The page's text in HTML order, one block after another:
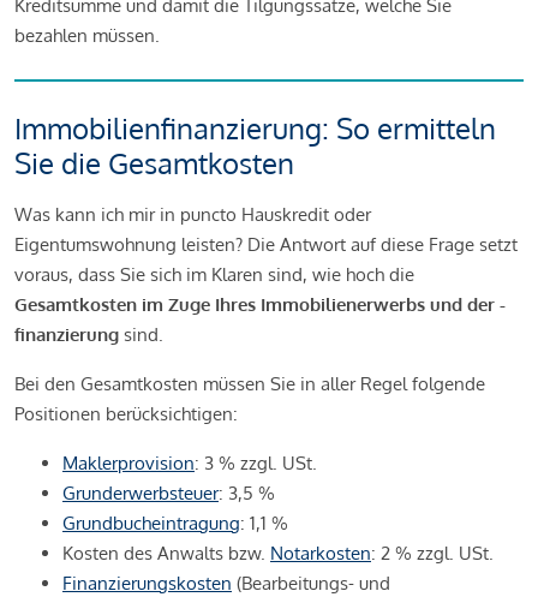
Kreditsumme und damit die Tilgungssätze, welche Sie
bezahlen müssen.
Immobilienfinanzierung: So ermitteln
Sie die Gesamtkosten
Was kann ich mir in puncto Hauskredit oder
Eigentumswohnung leisten? Die Antwort auf diese Frage setzt
voraus, dass Sie sich im Klaren sind, wie hoch die
Gesamtkosten im Zuge Ihres Immobilienerwerbs und der -
finanzierung sind.
Bei den Gesamtkosten müssen Sie in aller Regel folgende
Positionen berücksichtigen:
Maklerprovision: 3 % zzgl. USt.
Grunderwerbsteuer: 3,5 %
Grundbucheintragung: 1,1 %
Kosten des Anwalts bzw. Notarkosten: 2 % zzgl. USt.
Finanzierungskosten (Bearbeitungs- und